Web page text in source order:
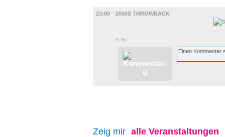
23:00
2000S THROWBACK
*/ ?>
Zeig mir alle Veranstaltungen